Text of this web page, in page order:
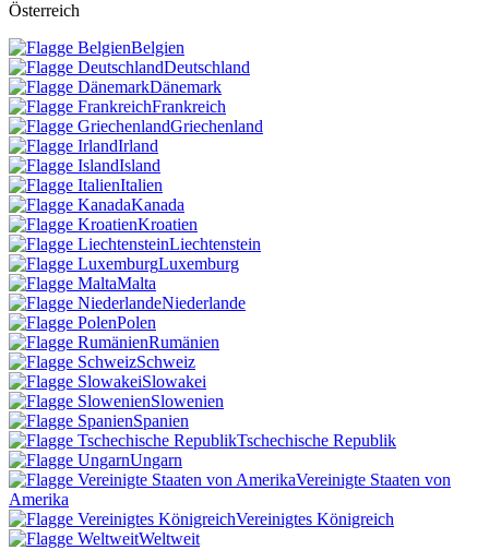
Österreich
Belgien
Deutschland
Dänemark
Frankreich
Griechenland
Irland
Island
Italien
Kanada
Kroatien
Liechtenstein
Luxemburg
Malta
Niederlande
Polen
Rumänien
Schweiz
Slowakei
Slowenien
Spanien
Tschechische Republik
Ungarn
Vereinigte Staaten von
Amerika
Vereinigtes Königreich
Weltweit